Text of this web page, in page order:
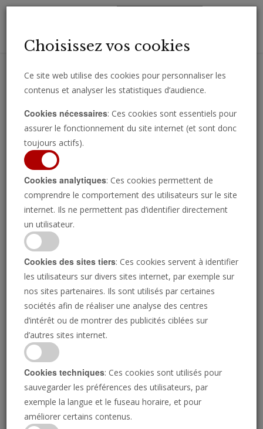
importantes directement par e-mail.
Toutes les publications disponibles
Vision royale, mars-avril 2026
La Trompette philadelphienne,
Choisissez vos cookies
Ce site web utilise des cookies pour personnaliser les
contenus et analyser les statistiques d’audience.
Cookies nécessaires: Ces cookies sont essentiels pour
assurer le fonctionnement du site internet (et sont donc
toujours actifs).
Cookies analytiques: Ces cookies permettent de
comprendre le comportement des utilisateurs sur le site
internet. Ils ne permettent pas d’identifier directement
un utilisateur.
Cookies des sites tiers: Ces cookies servent à identifier
les utilisateurs sur divers sites internet, par exemple sur
nos sites partenaires. Ils sont utilisés par certaines
sociétés afin de réaliser une analyse des centres
d’intérêt ou de montrer des publicités ciblées sur
d’autres sites internet.
Cookies techniques: Ces cookies sont utilisés pour
sauvegarder les préférences des utilisateurs, par
exemple la langue et le fuseau horaire, et pour
améliorer certains contenus.